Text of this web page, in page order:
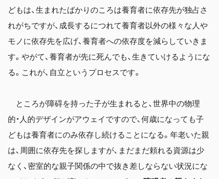
どもは、生まれたばかりのころは養育者に依存先が独占さ
れがちですが、成長するにつれて養育者以外の様々な人や
モノに依存先を広げ、養育者への依存度を減らしていきま
す。やがて、養育者が先に死んでも、生きていけるようにな
る。これが、自立というプロセスです。
ところが障碍を持った子が生まれると、世界中の物理
的・人的デザインがアウェイですので、何歳になっても子
どもは養育者にのみ依存し続けることになる。年老いた親
は、周囲に依存先を探しますが、まだまだ頼れる資源は少
なく、密室的な親子関係の中で抜き差しならない状況にな